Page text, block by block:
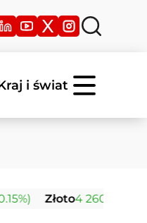
i świat
Złoto 4 260.61 USD